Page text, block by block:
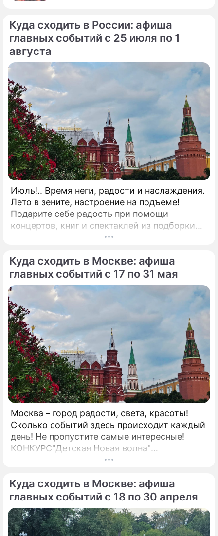
Куда сходить в России: афиша
главных событий с 25 июля по 1
августа
Июль!.. Время неги, радости и наслаждения.
Лето в зените, настроение на подъеме!
Подарите себе радость при помощи
концертов, книг и спектаклей из подборки
"Дни.ру"! КНИГА"Исповедь пиарщика"
кейсами эксперт федеральных каналов
Александр Андрианов предлагает взглянуть
на современный маркетинг без прикрас при
Куда сходить в Москве: афиша
главных событий с 17 по 31 мая
Москва – город радости, света, красоты!
Сколько событий здесь происходит каждый
день! Не пропустите самые интересные!
КОНКУРС"Детская Новая волна"
Всероссийский детский вокальный конкурс
при поддержке Министерства просвещения
Российской Федерации.
Куда сходить в Москве: афиша
главных событий с 18 по 30 апреля